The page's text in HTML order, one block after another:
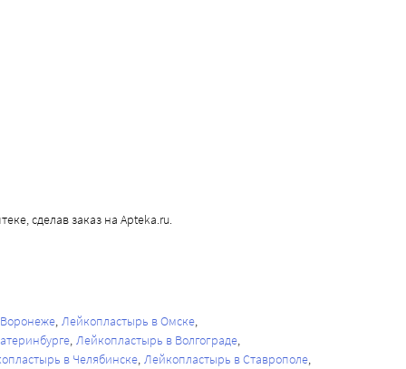
сделав заказ на Apteka.ru.
Лейкопластырь в Омске
Лейкопластырь в Волгограде
в Челябинске Лейкопластырь в Ставрополе